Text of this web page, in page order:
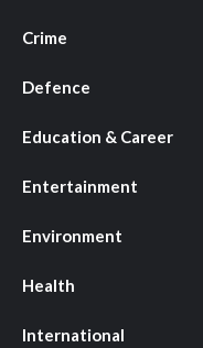
Crime
Defence
Education & Career
Entertainment
Environment
Health
International